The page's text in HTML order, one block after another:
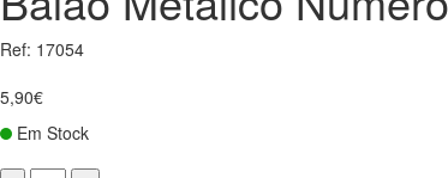
Ref: 17054
5,90€
Em Stock